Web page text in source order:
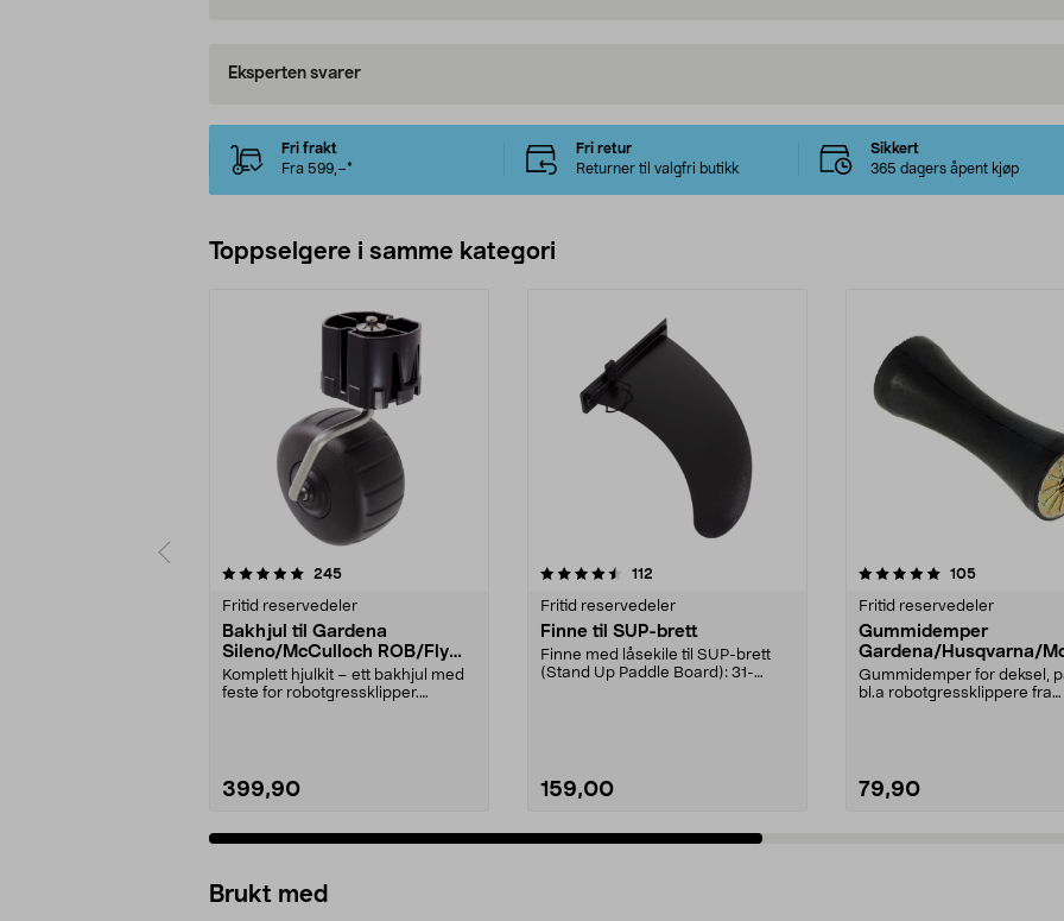
Eksperten svarer
Fri frakt
Fra 599,–*
Fri retur
Returner til valgfri butikk
Sikkert
365 dagers åpent kjøp
Toppselgere i samme kategori
245anmeldelser
Fritid reservedeler
Bakhjul til Gardena
Sileno/McCulloch ROB/Flymo
Easilife
Komplett hjulkit – ett bakhjul med
feste for robotgressklipper.
399,90
4.5 av 5 stjerner 112
Fritid reservedeler
Finne til SUP-brett
Finne med låsekile til SUP-brett
(Stand Up Paddle Board): 31-
159,00
5.0 av 5 stjerner 105anmeldelser
Fritid reservedeler
Gummidemper
Gardena/Husqvarna/
ch/Flymo
Gummidemper for deksel,
bl.a robotgressklippere fra
79,90
5.0 av 5 stjerner
Brukt med